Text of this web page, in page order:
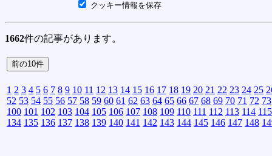
クッキー情報を保存
1662件の記事があります。
1 2 3 4 5 6 7 8 9 10 11 12 13 14 15 16 17 18 19 20 21 22 23 24 25
52 53 54 55 56 57 58 59 60 61 62 63 64 65 66 67 68 69 70 71 72 73
100 101 102 103 104 105 106 107 108 109 110 111 112 113 114 115
134 135 136 137 138 139 140 141 142 143 144 145 146 147 148